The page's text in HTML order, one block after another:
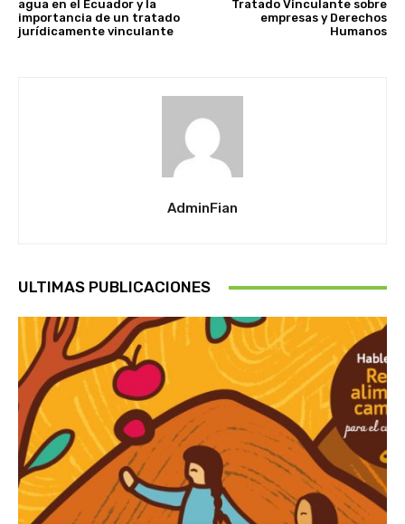
agua en el Ecuador y la
importancia de un tratado
jurídicamente vinculante
Tratado Vinculante sobre
empresas y Derechos
Humanos
AdminFian
ULTIMAS PUBLICACIONES